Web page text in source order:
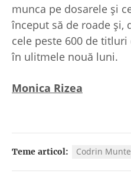
munca pe dosarele şi
început să de roade şi,
cele peste 600 de
în ulitmele nouă luni.
Monica Rizea
Teme articol: Codrin